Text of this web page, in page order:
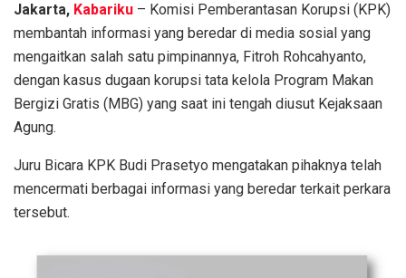
Jakarta, Kabariku – Komisi Pemberantasan Korupsi (KPK)
membantah informasi yang beredar di media sosial yang
mengaitkan salah satu pimpinannya, Fitroh Rohcahyanto,
dengan kasus dugaan korupsi tata kelola Program Makan
Bergizi Gratis (MBG) yang saat ini tengah diusut Kejaksaan
Agung.
Juru Bicara KPK Budi Prasetyo mengatakan pihaknya telah
mencermati berbagai informasi yang beredar terkait perkara
tersebut.